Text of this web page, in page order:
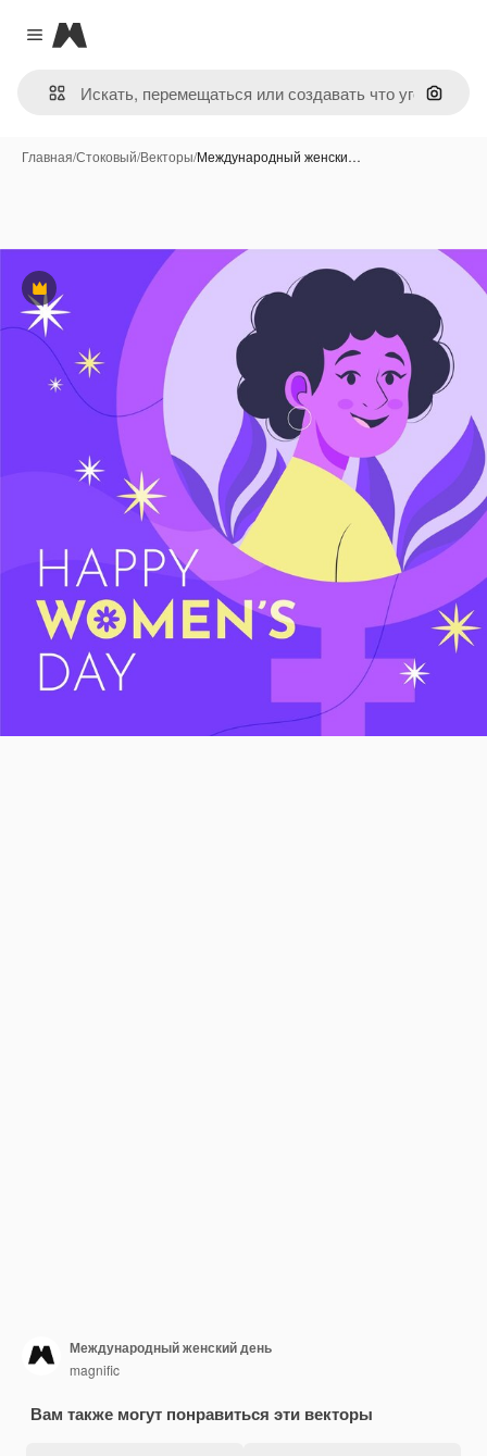
Close menu
Magnific
Поиск
Главная/Стоковый/Векторы/Международный женски…
Премиум
Международный женский день
magnific
Вам также могут понравиться эти векторы